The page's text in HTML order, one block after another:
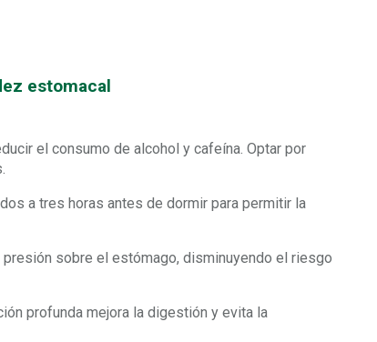
estomacal
el consumo de alcohol y cafeína. Optar por
a tres horas antes de dormir para permitir la
sobre el estómago, disminuyendo el riesgo
profunda mejora la digestión y evita la